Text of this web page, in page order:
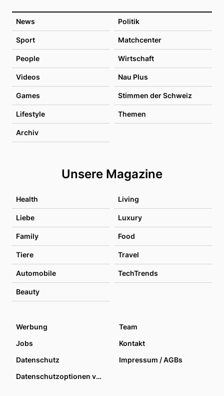
News Politik
Sport Matchcenter
People Wirtschaft
Videos Nau Plus
Games Stimmen der Schweiz
Lifestyle Themen
Archiv
Unsere Magazine
Health Living
Liebe Luxury
Family Food
Tiere Travel
Automobile TechTrends
Beauty
Werbung
Team
Jobs
Kontakt
Datenschutz
Impressum / AGBs
Datenschutzoptionen verwalten